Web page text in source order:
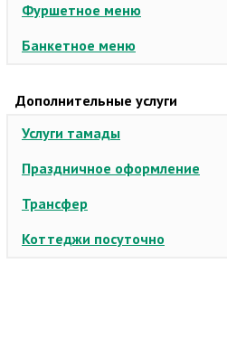
Фуршетное меню
Банкетное меню
Дополнительные услуги
Услуги тамады
Праздничное оформление
Трансфер
Коттеджи посуточно